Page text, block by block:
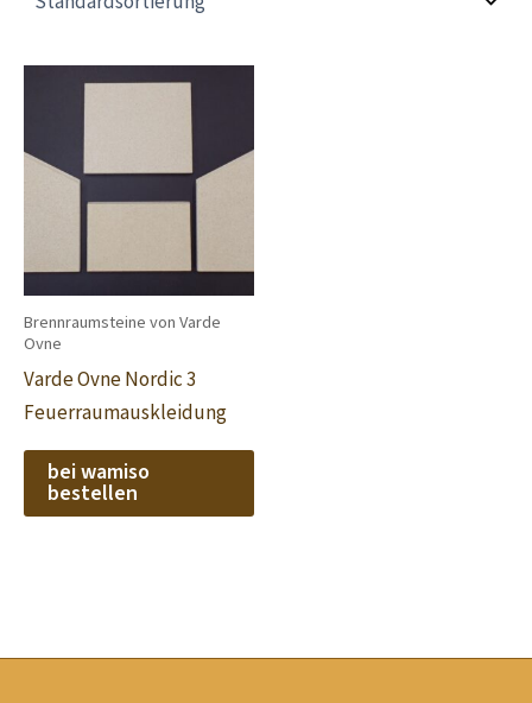
Brennraumsteine von Varde
Ovne
Varde Ovne Nordic 3
Feuerraumauskleidung
bei wamiso
bestellen